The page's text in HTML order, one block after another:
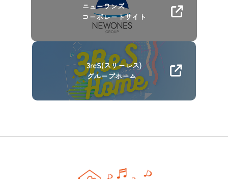
ニューワンズ
コーポレートサイト
3reS(スリーレス)
グループホーム